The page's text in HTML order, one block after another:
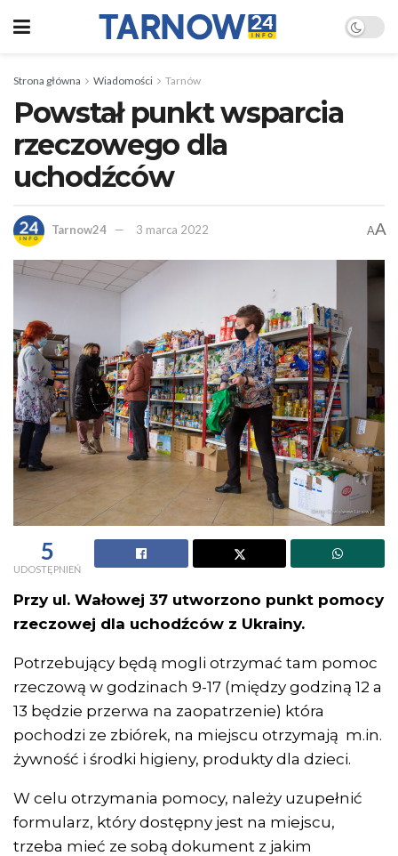
Strona główna Wiadomości Tarnów
Powstał punkt wsparcia
rzeczowego dla
uchodźców
Tarnow24 3 marca 2022 AA
5
UDOSTĘPNIEŃ
Przy ul. Wałowej 37 utworzono punkt pomocy
rzeczowej dla uchodźców z Ukrainy.
Potrzebujący będą mogli otrzymać tam pomoc
rzeczową w godzinach 9-17 (między godziną 12 a
13 będzie przerwa na zaopatrzenie) która
pochodzi ze zbiórek, na miejscu otrzymają m.in.
żywność i środki higieny, produkty dla dzieci.
W celu otrzymania pomocy, należy uzupełnić
formularz, który dostępny jest na miejscu,
trzeba mieć ze sobą dokument z jakim